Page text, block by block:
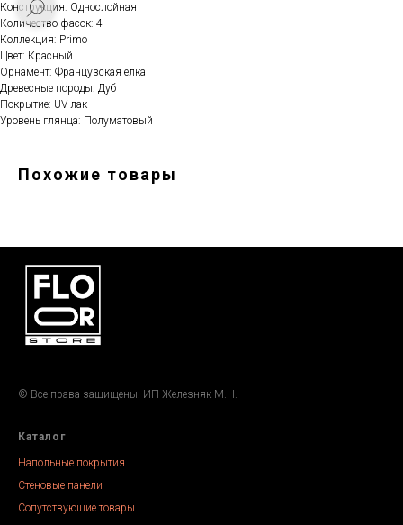
Конструкция: Однослойная
Количество фасок: 4
Коллекция: Primo
Цвет: Красный
Орнамент: Французская елка
Древесные породы: Дуб
Покрытие: UV лак
Уровень глянца: Полуматовый
Похожие товары
© Все права защищены. ИП Железняк М.Н.
Каталог
Напольные покрытия
Стеновые панели
Сопутствующие товары